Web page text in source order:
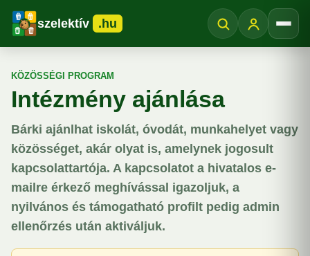
szelektív .hu
KÖZÖSSÉGI PROGRAM
Intézmény ajánlása
Bárki ajánlhat iskolát, óvodát, munkahelyet vagy
közösséget, akár olyat is, amelynek jogosult
kapcsolattartója. A kapcsolatot a hivatalos e-
mailre érkező meghívással igazoljuk, a
nyilvános és támogatható profilt pedig admin
ellenőrzés után aktiváljuk.